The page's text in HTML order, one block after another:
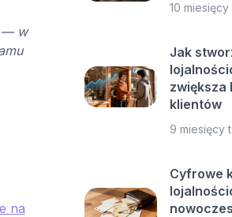
— w
na
10 miesięcy
Jak
zwiększa
klientów
9 miesięcy
Cyfrowe